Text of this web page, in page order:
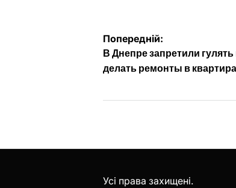
Навігація
записів
Попередній:
В Днепре запретили гулять
делать ремонты в
Усі права захищені.